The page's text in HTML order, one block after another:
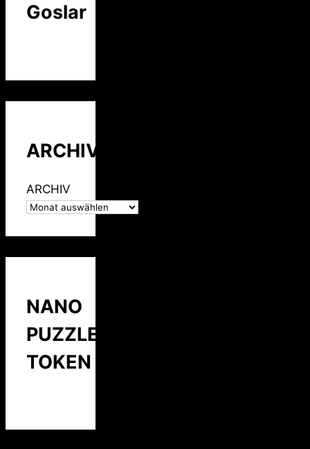
Goslar
ARCHIV
ARCHIV
NANO
PUZZLE
TOKEN